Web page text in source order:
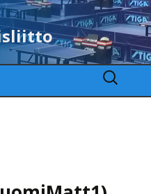
Haku: